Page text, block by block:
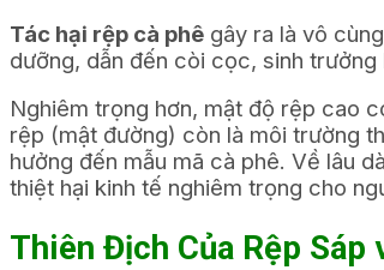
Tác hại rệp cà phê gây ra là vô
dưỡng, dẫn đến còi cọc, sinh trưởng
Nghiêm trọng hơn, mật độ rệp cao
rệp (mật đường) còn là môi trường
hưởng đến mẫu mã cà phê. Về lâu
thiệt hại kinh tế nghiêm trọng cho
Thiên Địch Của Rệp Sáp